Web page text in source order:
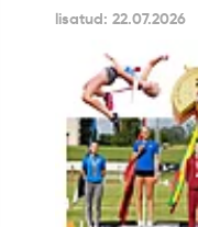
lisatud: 22.07.2026